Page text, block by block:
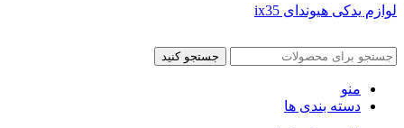
لوازم یدکی هیوندای ix35
جستجو کنید
منو
دسته بندی ها